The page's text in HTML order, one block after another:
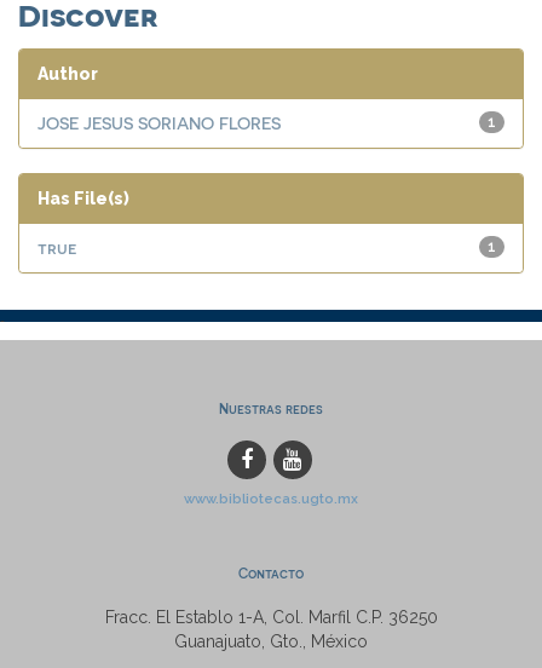
Discover
Author
1
JOSE JESUS SORIANO FLORES
Has File(s)
1
true
Nuestras redes
www.bibliotecas.ugto.mx
Contacto
Fracc. El Establo 1-A, Col. Marfil C.P. 36250
Guanajuato, Gto., México